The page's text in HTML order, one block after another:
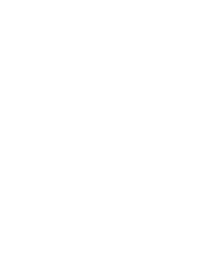
项列表，请选择您想要在
和国家/地区。请参阅